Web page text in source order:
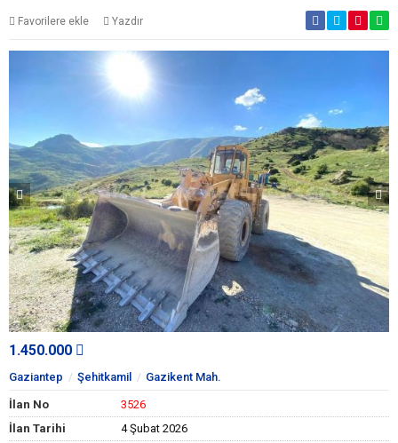
Favorilere ekle Yazdır
1.450.000
Gaziantep Şehitkamil Gazikent Mah.
İlan No
3526
İlan Tarihi
4 Şubat 2026